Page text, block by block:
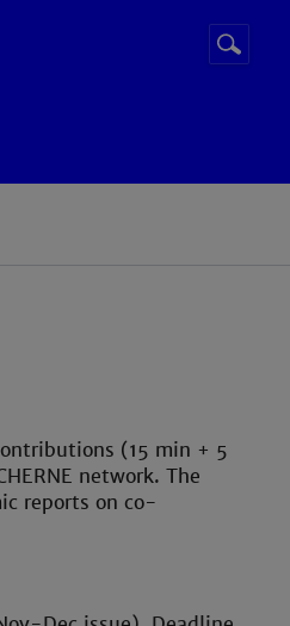
Suche
starten
(15 min + 5
network. The
reports on co-